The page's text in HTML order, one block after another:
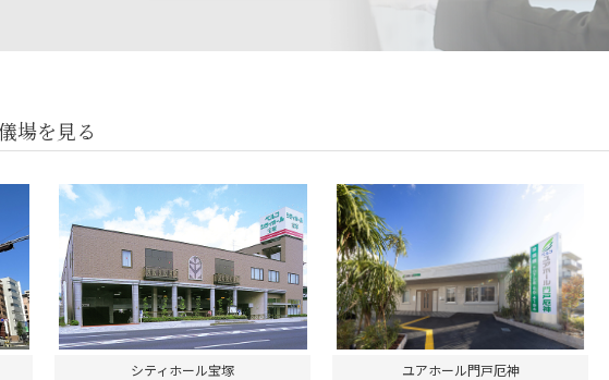
場を見る
シティホール宝塚 ユアホール門戸厄神